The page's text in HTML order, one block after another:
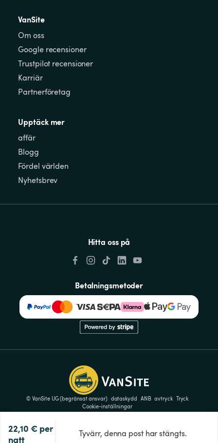
22,10 € per
natt
Tyvärr, denna post har stängts.
VanSite
Om oss
Google recensioner
Trustpilot recensioner
Karriär
Partnerföretag
Upptäck mer
affär
Blogg
Fördel världen
Nyhetsbrev
Hitta oss på
Betalningsmetoder
© VanSite UG (begränsat ansvar) dataskydd ANB avtryck Tryck
Cookie-inställningar